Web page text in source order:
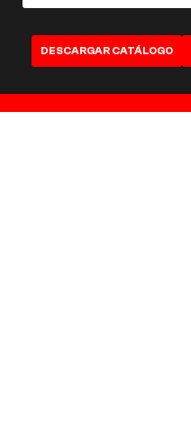
DESCARGAR CATÁLOGO